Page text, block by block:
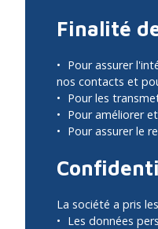
Finalité
Pour assurer
nos contacts et
Pour les
Pour améliorer
Pour assurer le
La société a pris
Les données